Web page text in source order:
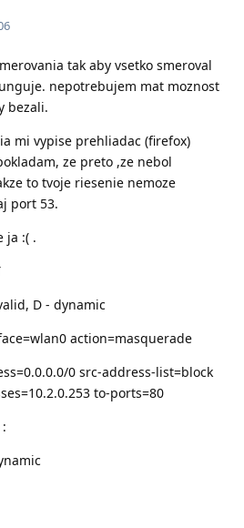
tak aby vsetko smeroval
nepotrebujem mat moznost
bezali.
mi vypise prehliadac (firefox)
ze preto ,ze nebol
to tvoje riesenie nemoze
port 53.
ja :( .
D - dynamic
action=masquerade
0 src-address-list=block
to-ports=80